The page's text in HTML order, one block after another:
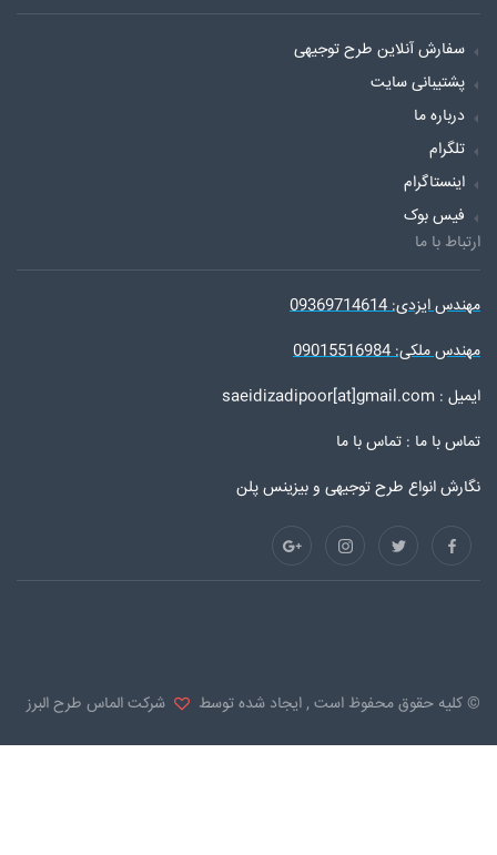
سفارش آنلاین طرح توجیهی
پشتیبانی سایت
درباره ما
تلگرام
اینستاگرام
فیس بوک
ارتباط با ما
مهندس ایزدی: 09369714614
مهندس ملکی: 09015516984
ایمیل : saeidizadipoor[at]gmail.com
تماس با ما : تماس با ما
نگارش انواع طرح توجیهی و بیزینس پلن
© کلیه حقوق محفوظ است , ایجاد شده توسط شرکت الماس طرح البرز